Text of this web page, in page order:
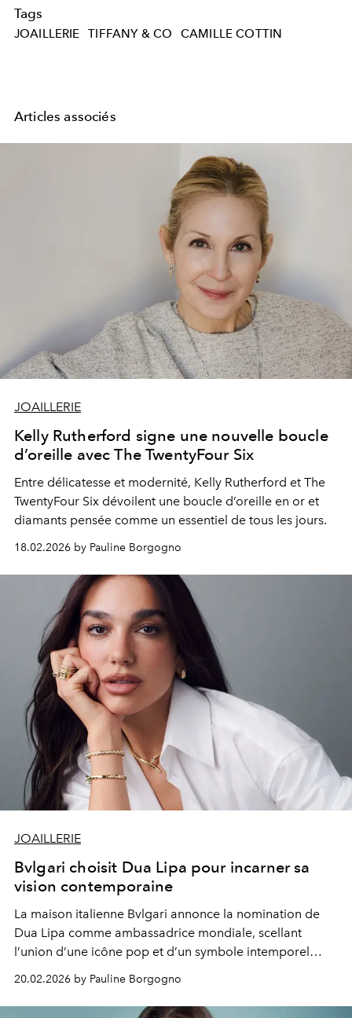
Tags
JOAILLERIE TIFFANY & CO CAMILLE COTTIN
Articles associés
JOAILLERIE
Kelly Rutherford signe une nouvelle boucle
d’oreille avec The TwentyFour Six
Entre délicatesse et modernité, Kelly Rutherford et The
TwentyFour Six dévoilent une boucle d’oreille en or et
diamants pensée comme un essentiel de tous les jours.
18.02.2026 by Pauline Borgogno
JOAILLERIE
Bvlgari choisit Dua Lipa pour incarner sa
vision contemporaine
La maison italienne Bvlgari annonce la nomination de
Dua Lipa comme ambassadrice mondiale, scellant
l’union d’une icône pop et d’un symbole intemporel
d’audace et d’élégance.
20.02.2026 by Pauline Borgogno